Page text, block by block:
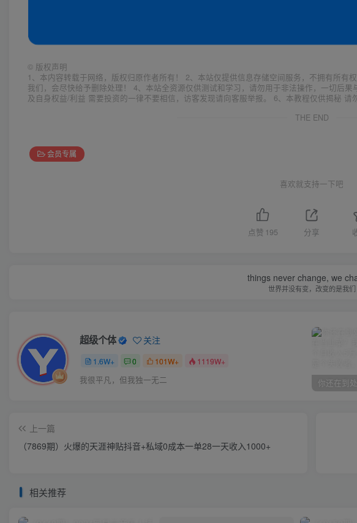
© 版权声明
1、本内容转载于网络，版权归原作者所有！ 2、本站仅提供信息存储空间服务，不拥有所有
我们，会尽快给予删除处理！ 4、本站全资源仅供测试和学习，请勿用于非法操作，一切后
及自身权益/利益 需要投资的一律不要相信，访客发现请向客服举报。 6、本教程仅供揭秘
THE END
会员专属
喜欢就支持一下吧
点赞 195 分享
things never change, we
世界并没有变，改变的是我们
超级个体 关注
1.6W+ 0 101W+ 1119W+
我很平凡，但我独一无二
上一篇
（7869期）火爆的天涯神贴抖音+私域0成本一单28一天收入1000+
相关推荐